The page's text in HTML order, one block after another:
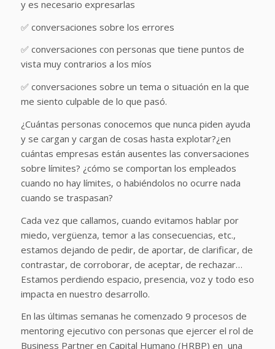
y es necesario expresarlas
✅ conversaciones sobre los errores
✅ conversaciones con personas que tiene puntos de
vista muy contrarios a los míos
✅ conversaciones sobre un tema o situación en la que
me siento culpable de lo que pasó.
¿Cuántas personas conocemos que nunca piden ayuda
y se cargan y cargan de cosas hasta explotar?¿en
cuántas empresas están ausentes las conversaciones
sobre límites? ¿cómo se comportan los empleados
cuando no hay límites, o habiéndolos no ocurre nada
cuando se traspasan?
Cada vez que callamos, cuando evitamos hablar por
miedo, vergüenza, temor a las consecuencias, etc.,
estamos dejando de pedir, de aportar, de clarificar, de
contrastar, de corroborar, de aceptar, de rechazar…
Estamos perdiendo espacio, presencia, voz y todo eso
impacta en nuestro desarrollo.
En las últimas semanas he comenzado 9 procesos de
mentoring ejecutivo con personas que ejercer el rol de
Business Partner en Capital Humano (HRBP) en una